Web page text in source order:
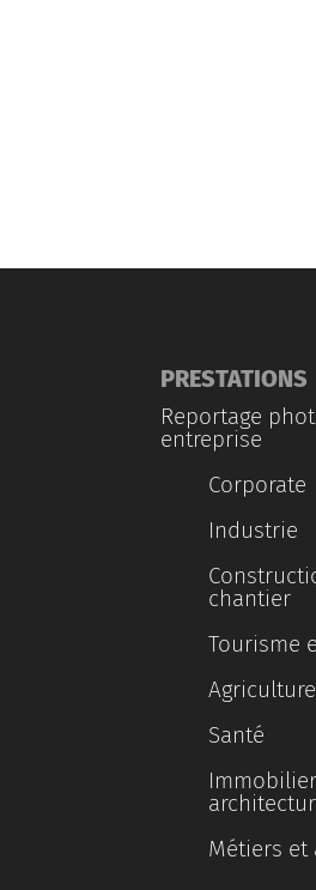
PRESTATIONS
Reportage
entreprise
Corporate
Industrie
chantier
Tourisme
Agriculture
Santé
Métiers et